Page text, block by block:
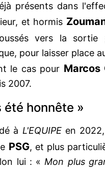
présents dans
et hormis
vers la sortie
pour laisser place
le cas pour Marcos
2007.
été honnête »
à L'EQUIPEen 2022,
PSG, et plus
lui : « Mon plus